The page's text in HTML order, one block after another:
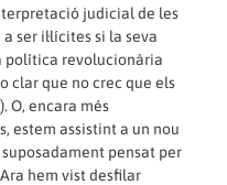
judicial de les
ser il·lícites si la seva
política revolucionària
clar que no crec que els
O, encara més
estem assistint a un nou
pensat per
hem vist desfilar